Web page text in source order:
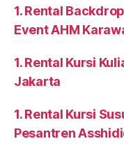
1. Rental
Event AHM
1. Rental Kursi
Jakarta
1. Rental Kursi
Pesantren